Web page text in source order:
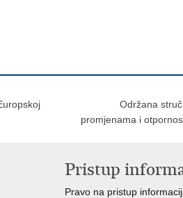
Održana
promjenama i
Pristup
Pravo na pristup